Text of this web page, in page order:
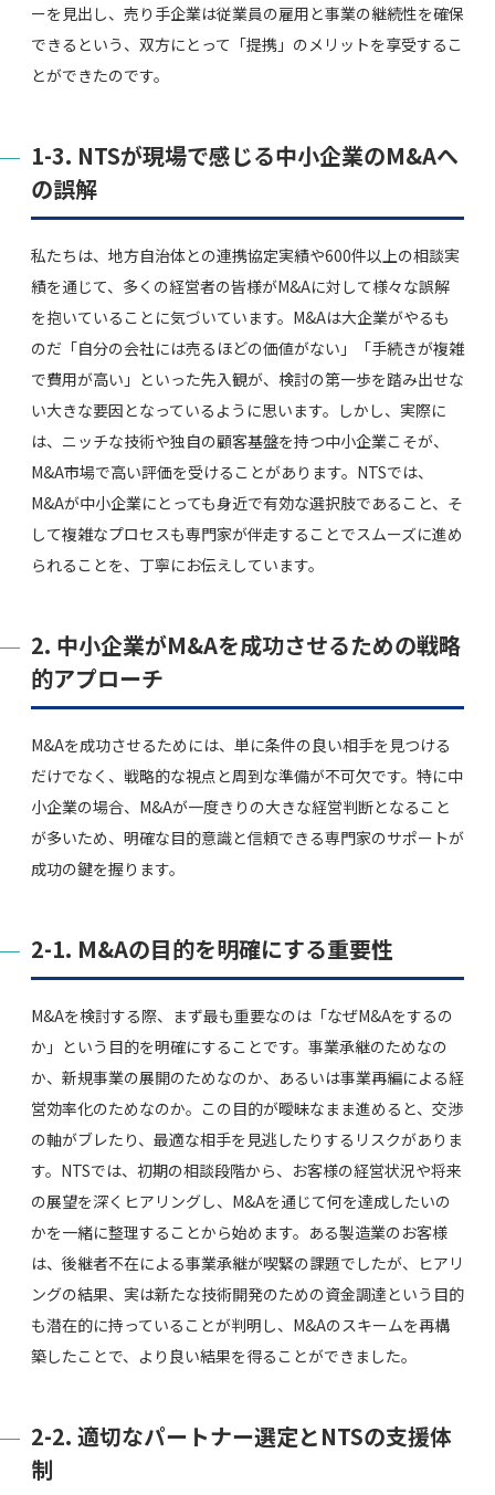
ーを見出し、売り手企業は従業員の雇用と事業の継続性を確保
できるという、双方にとって「提携」のメリットを享受するこ
とができたのです。
1-3. NTSが現場で感じる中小企業のM&Aへ
の誤解
私たちは、地方自治体との連携協定実績や600件以上の相談実
績を通じて、多くの経営者の皆様がM&Aに対して様々な誤解
を抱いていることに気づいています。M&Aは大企業がやるも
のだ「自分の会社には売るほどの価値がない」「手続きが複雑
で費用が高い」といった先入観が、検討の第一歩を踏み出せな
い大きな要因となっているように思います。しかし、実際に
は、ニッチな技術や独自の顧客基盤を持つ中小企業こそが、
M&A市場で高い評価を受けることがあります。NTSでは、
M&Aが中小企業にとっても身近で有効な選択肢であること、そ
して複雑なプロセスも専門家が伴走することでスムーズに進め
られることを、丁寧にお伝えしています。
2. 中小企業がM&Aを成功させるための戦略
的アプローチ
M&Aを成功させるためには、単に条件の良い相手を見つける
だけでなく、戦略的な視点と周到な準備が不可欠です。特に中
小企業の場合、M&Aが一度きりの大きな経営判断となること
が多いため、明確な目的意識と信頼できる専門家のサポートが
成功の鍵を握ります。
2-1. M&Aの目的を明確にする重要性
M&Aを検討する際、まず最も重要なのは「なぜM&Aをするの
か」という目的を明確にすることです。事業承継のためなの
か、新規事業の展開のためなのか、あるいは事業再編による経
営効率化のためなのか。この目的が曖昧なまま進めると、交渉
の軸がブレたり、最適な相手を見逃したりするリスクがありま
す。NTSでは、初期の相談段階から、お客様の経営状況や将来
の展望を深くヒアリングし、M&Aを通じて何を達成したいの
かを一緒に整理することから始めます。ある製造業のお客様
は、後継者不在による事業承継が喫緊の課題でしたが、ヒアリ
ングの結果、実は新たな技術開発のための資金調達という目的
も潜在的に持っていることが判明し、M&Aのスキームを再構
築したことで、より良い結果を得ることができました。
2-2. 適切なパートナー選定とNTSの支援体
制